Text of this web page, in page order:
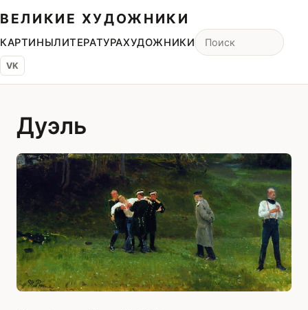
ВЕЛИКИЕ ХУДОЖНИКИ
КАРТИНЫЛИТЕРАТУРАХУДОЖНИКИ
VK
Дуэль